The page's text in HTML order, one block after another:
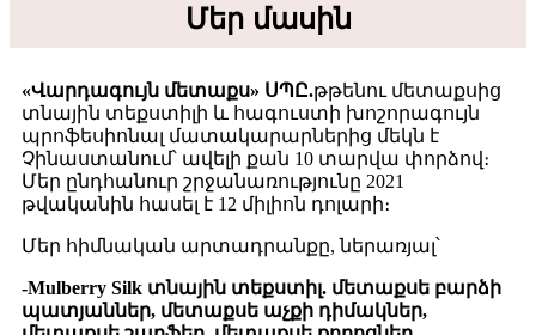
Մեր մասին
«Վարդագույն մետաքս» ՍՊԸ.թթենու մետաքսից
տնային տեքստիլի և հագուստի խոշորագույն
պրոֆեսիոնալ մատակարարներից մեկն է
Չինաստանում՝ ավելի քան 10 տարվա փորձով։
Մեր ընդհանուր շրջանառությունը 2021
թվականին հասել է 12 միլիոն դոլարի։
Մեր հիմնական արտադրանքը, ներառյալ՝
-Mulberry Silk տնային տեքստիլ. մետաքսե բարձի
պատյաններ, մետաքսե աչքի դիմակներ,